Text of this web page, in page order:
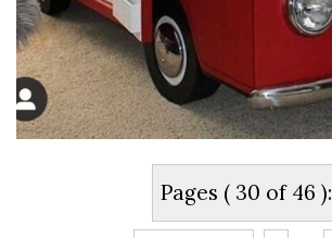
Pages ( 30 of 46 ):